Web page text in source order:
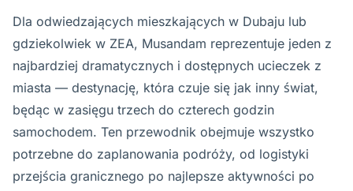
Dla odwiedzających mieszkających w Dubaju lub
gdziekolwiek w ZEA, Musandam reprezentuje jeden z
najbardziej dramatycznych i dostępnych ucieczek z
miasta — destynację, która czuje się jak inny świat,
będąc w zasięgu trzech do czterech godzin
samochodem. Ten przewodnik obejmuje wszystko
potrzebne do zaplanowania podróży, od logistyki
przejścia granicznego po najlepsze aktywności po